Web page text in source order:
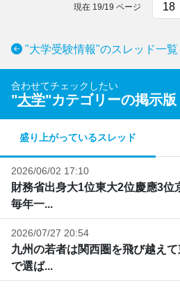
現在 19/19 ページ
"大学受験情報"のスレッド一覧
合わせてチェックしたい
"大学"カテゴリーの掲示版
盛り上がっているスレッド
2026/06/02 17:10
財務省出身大1位東大2位慶應3位
毎年一...
2026/07/27 20:54
九州の若者は関西圏を飛び越え
で選ば...